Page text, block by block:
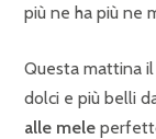
più ne ha più ne
Questa mattina il
dolci e più belli
alle mele